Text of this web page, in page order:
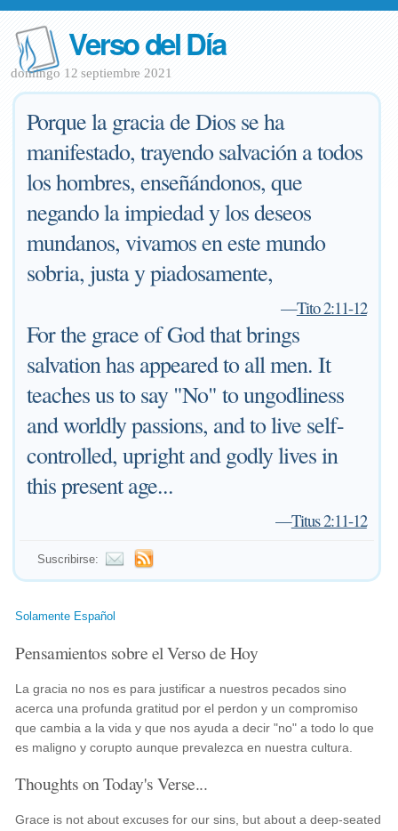
Verso del Día
domingo 12 septiembre 2021
Porque la gracia de Dios se ha
manifestado, trayendo salvación a todos
los hombres, enseñándonos, que
negando la impiedad y los deseos
mundanos, vivamos en este mundo
sobria, justa y piadosamente,
—Tito 2:11-12
For the grace of God that brings
salvation has appeared to all men. It
teaches us to say "No" to ungodliness
and worldly passions, and to live self-
controlled, upright and godly lives in
this present age...
—Titus 2:11-12
Suscribirse:
Solamente Español
Pensamientos sobre el Verso de Hoy
La gracia no nos es para justificar a nuestros pecados sino
acerca una profunda gratitud por el perdon y un compromiso
que cambia a la vida y que nos ayuda a decir "no" a todo lo que
es maligno y corupto aunque prevalezca en nuestra cultura.
Thoughts on Today's Verse...
Grace is not about excuses for our sins, but about a deep-seated